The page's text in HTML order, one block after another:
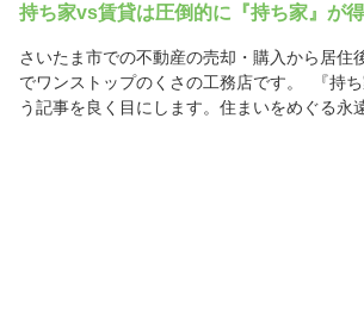
持ち家vs賃貸は圧倒的に『持ち家』が得
さいたま市での不動産の売却・購入から居住
でワンストップのくさの工務店です。 『持
う記事を良く目にします。住まいをめぐる永